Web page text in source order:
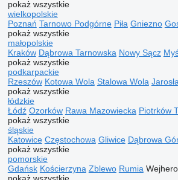
pokaż wszystkie
wielkopolskie
Poznań Tarnowo Podgórne Piła Gniezno
pokaż wszystkie
małopolskie
Kraków Dąbrowa Tarnowska Nowy Sącz
pokaż wszystkie
podkarpackie
Rzeszów Kotowa Wola Stalowa Wola
pokaż wszystkie
łódzkie
Łódź Ozorków Rawa Mazowiecka Piotrków
pokaż wszystkie
śląskie
Katowice Częstochowa Gliwice Dąbrowa
pokaż wszystkie
pomorskie
Gdańsk Kościerzyna Zblewo Rumia